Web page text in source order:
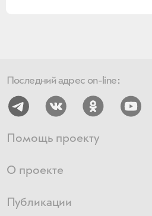
Последний адрес on-line:
Помощь проекту
О проекте
Публикации